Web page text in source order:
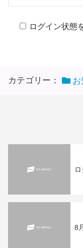
ログイン状態
カテゴリー： お
8